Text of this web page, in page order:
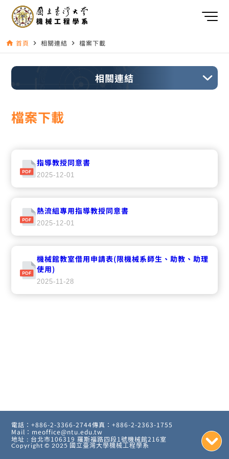
home 首頁 navigate_next 相關連結 navigate_next 檔案下載
相關連結
檔案下載
指導教授同意書
2025-12-01
熱流組專用指導教授同意書
2025-12-01
機械館教室借用申請表(限機械系師生、助教、助理
使用)
2025-11-28
電話：+886-2-3366-2744傳真：+886-2-2363-1755
Mail：meoffice@ntu.edu.tw
地址 : 台北市106319 羅斯福路四段1號機械館216室
Copyright © 2025 國立臺灣大學機械工程學系